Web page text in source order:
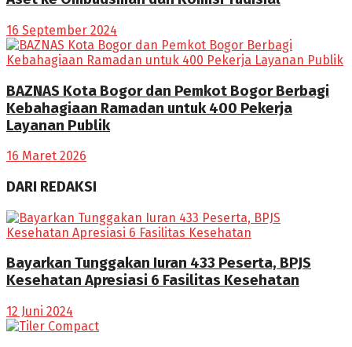
16 September 2024
BAZNAS Kota Bogor dan Pemkot Bogor Berbagi
Kebahagiaan Ramadan untuk 400 Pekerja
Layanan Publik
16 Maret 2026
DARI REDAKSI
Bayarkan Tunggakan Iuran 433 Peserta, BPJS
Kesehatan Apresiasi 6 Fasilitas Kesehatan
12 Juni 2024